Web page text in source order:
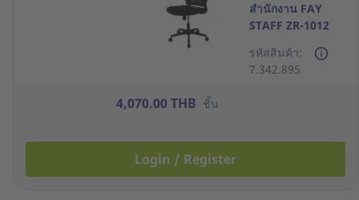
สำนักงาน FAY
STAFF ZR-1012
รหัสสินค้า:
7.342.895
4,070.00 THB ชิ้น
Login / Register